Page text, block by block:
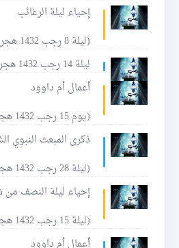
إحياء ليلة الرغائب
(ليلة 8 رجب 1432 هجرية)
ليلة 14 رجب 1432 هجرية
أعمال أم داوود
(يوم 15 رجب 1432 هجرية)
ذكرى المبعث النبوي
(ليلة 28 رجب 1432 هجرية)
إحياء ليلة النصف
(ليلة 15 رجب 1432 هجرية)